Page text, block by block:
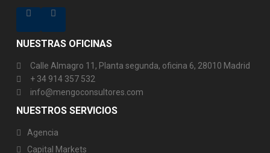
NUESTRAS OFICINAS
Calle Almagro 11, Planta segunda, oficina 6, 28010 Madrid
+ 34 914 357 532
info@mengoconsultores.com
NUESTROS SERVICIOS
Agencia
Capital Markets